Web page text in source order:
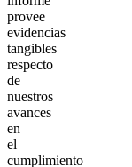
provee
evidencias
tangibles
respecto
de
nuestros
avances
en
el
cumplimiento